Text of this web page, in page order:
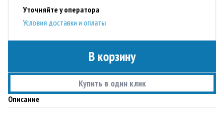
Уточняйте у оператора
Условия доставки и оплаты
В корзину
Купить в один клик
Описание